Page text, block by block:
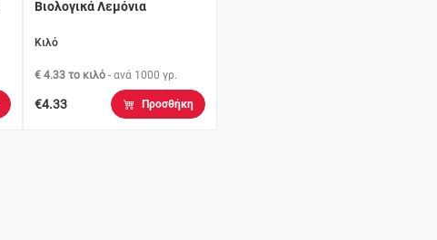
Βιολογικά Λεμόνια
Κιλό
€ 4.33 το κιλό - ανά 1000 γρ.
€4.33 Προσθήκη